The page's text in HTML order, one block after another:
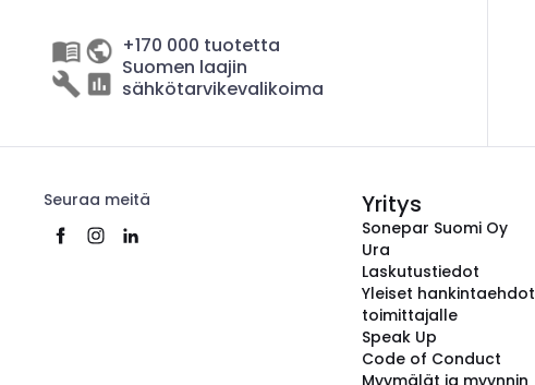
+170 000 tuotetta
Suomen laajin
sähkötarvikevalikoima
Seuraa meitä Yritys
Sonepar Suomi Oy
Ura
Laskutustiedot
Yleiset hankintaehdot
toimittajalle
Speak Up
Code of Conduct
Myymälät ja myynnin